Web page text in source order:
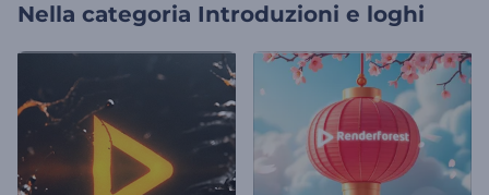
Nella categoria Introduzioni e loghi